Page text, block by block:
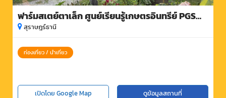
ฟาร์มสเตย์ตาเล็ก ศูนย์เรียนรู้เกษตรอินทรีย์ PGS
พลายวาส
สุราษฎร์ธานี
ท่องเที่ยว / นำเที่ยว
เปิดโดย Google Map ดูข้อมูลสถานที่